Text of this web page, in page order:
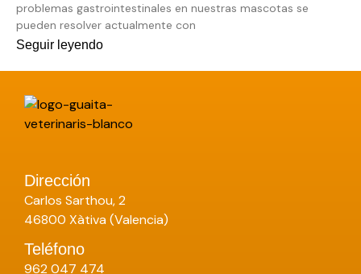
problemas gastrointestinales en nuestras mascotas se
pueden resolver actualmente con
Seguir leyendo
Dirección
Carlos Sarthou, 2
46800 Xàtiva (Valencia)
Teléfono
962 047 474